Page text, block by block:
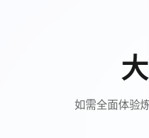
如需全面体验